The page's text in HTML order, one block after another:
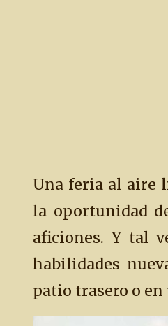
Una feria al aire
la oportunidad
aficiones. Y tal
habilidades
patio trasero o en